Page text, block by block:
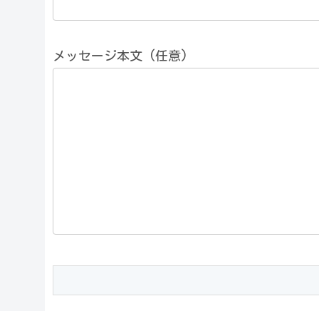
メッセージ本文 (任意)